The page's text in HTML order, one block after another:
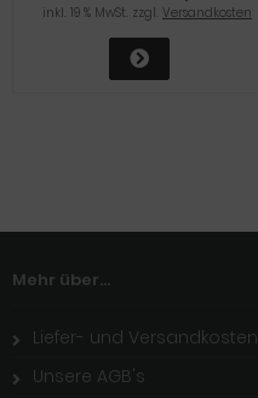
inkl. 19 % MwSt. zzgl. Versandkosten
Mehr über...
Liefer- und Versandkosten
Unsere AGB's